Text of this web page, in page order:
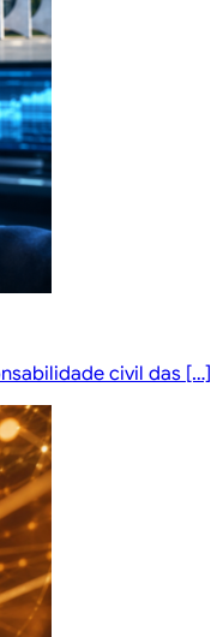
civil das […]